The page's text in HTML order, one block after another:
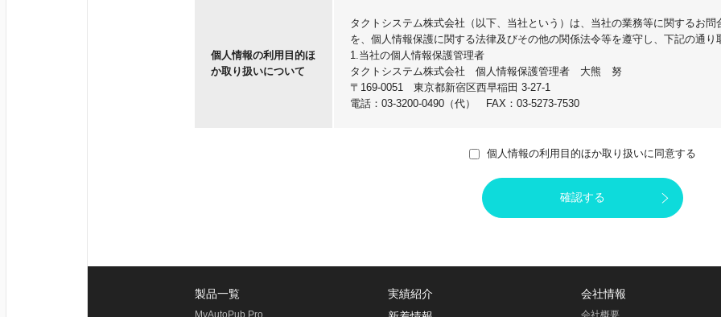
個人情報の利用目的ほ
か取り扱いについて
タクトシステム株式会社（以下、当社という）は、当社の業務等に関するお
を、個人情報保護に関する法律及びその他の関係法令等を遵守し、下記の通り
1.当社の個人情報保護管理者
タクトシステム株式会社 個人情報保護管理者 大熊 努
〒169-0051 東京都新宿区西早稲田 3-27-1
電話：03-3200-0490（代） FAX：03-5273-7530
当社は、当社の業務等に関するお問合せに際して、その対応に必要な個人情
ドレス等）をお預かりします。お預かりした個人情報は、下記の目的にのみ利
2. お問合せに対する回答のため
お預かりした個人情報の取扱いは社内にて行っており、当社の委託先に預託
個人情報の利用目的ほか取り扱いに同意する
製品一覧
MyAutoPub Pro
実績紹介
会社情報
会社概要